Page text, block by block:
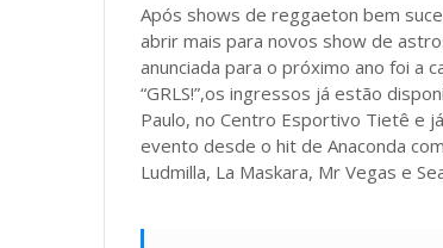
Após shows de reggaeton bem
abrir mais para novos show de
anunciada para o próximo ano foi a
“GRLS!”,os ingressos já estão
Paulo, no Centro Esportivo Tietê e
evento desde o hit de Anaconda
Ludmilla, La Maskara, Mr Vegas e